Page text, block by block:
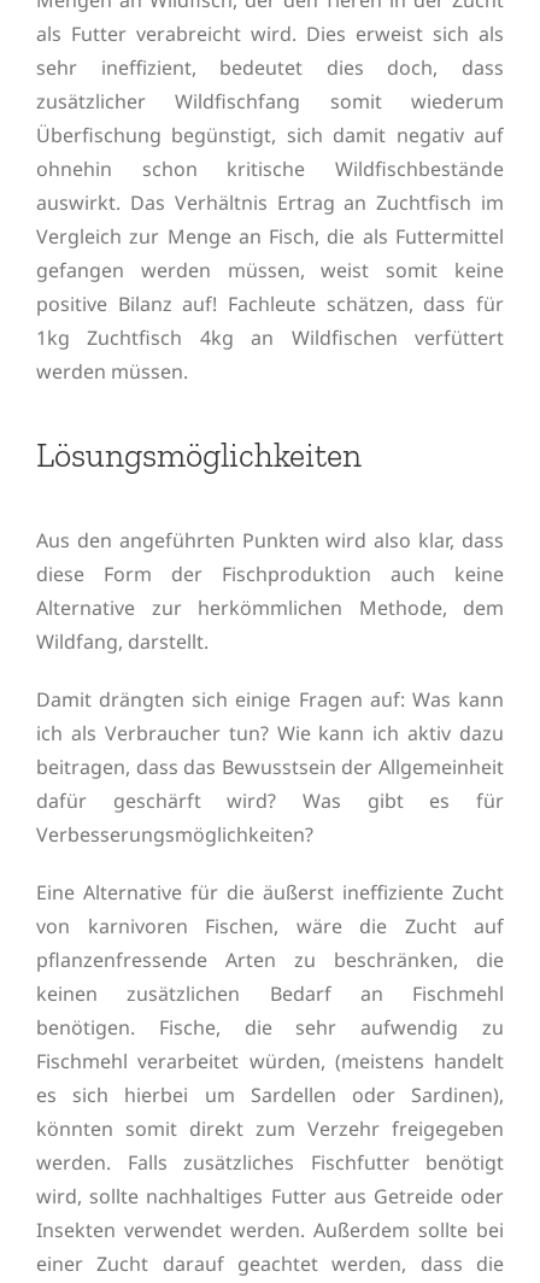
als Futter verabreicht wird. Dies erweist sich als
sehr ineffizient, bedeutet dies doch, dass
zusätzlicher Wildfischfang somit wiederum
Überfischung begünstigt, sich damit negativ auf
ohnehin schon kritische Wildfischbestände
auswirkt. Das Verhältnis Ertrag an Zuchtfisch im
Vergleich zur Menge an Fisch, die als Futtermittel
gefangen werden müssen, weist somit keine
positive Bilanz auf! Fachleute schätzen, dass für
1kg Zuchtfisch 4kg an Wildfischen verfüttert
werden müssen.
Lösungsmöglichkeiten
Aus den angeführten Punkten wird also klar, dass
diese Form der Fischproduktion auch keine
Alternative zur herkömmlichen Methode, dem
Wildfang, darstellt.
Damit drängten sich einige Fragen auf: Was kann
ich als Verbraucher tun? Wie kann ich aktiv dazu
beitragen, dass das Bewusstsein der Allgemeinheit
dafür geschärft wird? Was gibt es für
Verbesserungsmöglichkeiten?
Eine Alternative für die äußerst ineffiziente Zucht
von karnivoren Fischen, wäre die Zucht auf
pflanzenfressende Arten zu beschränken, die
keinen zusätzlichen Bedarf an Fischmehl
benötigen. Fische, die sehr aufwendig zu
Fischmehl verarbeitet würden, (meistens handelt
es sich hierbei um Sardellen oder Sardinen),
könnten somit direkt zum Verzehr freigegeben
werden. Falls zusätzliches Fischfutter benötigt
wird, sollte nachhaltiges Futter aus Getreide oder
Insekten verwendet werden. Außerdem sollte bei
einer Zucht darauf geachtet werden, dass die